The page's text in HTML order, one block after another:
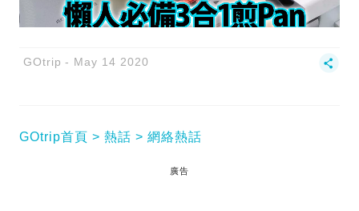
GOtrip May 14 2020
GOtrip首頁 熱話 網絡熱話
廣告